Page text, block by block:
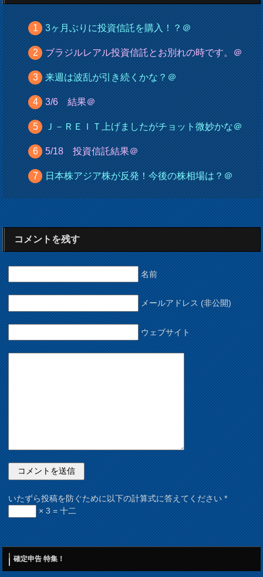
3ヶ月ぶりに投資信託を購入！？＠
ブラジルレアル投資信託とお別れの時です。＠
来週は波乱が引き続くかな？＠
3/6 結果＠
Ｊ－ＲＥＩＴ上げましたがチョット微妙かな＠
5/18 投資信託結果＠
日本株アジア株が反発！今後の株相場は？＠
コメントを残す
名前
メールアドレス (非公開)
ウェブサイト
いたずら投稿を防ぐために以下の計算式に答えてください*
× 3 = 十二
確定申告 特集！